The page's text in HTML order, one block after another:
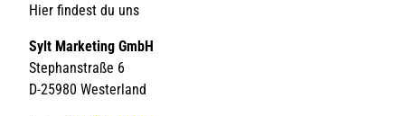
Hier findest du uns
Sylt Marketing GmbH
Stephanstraße 6
D-25980 Westerland